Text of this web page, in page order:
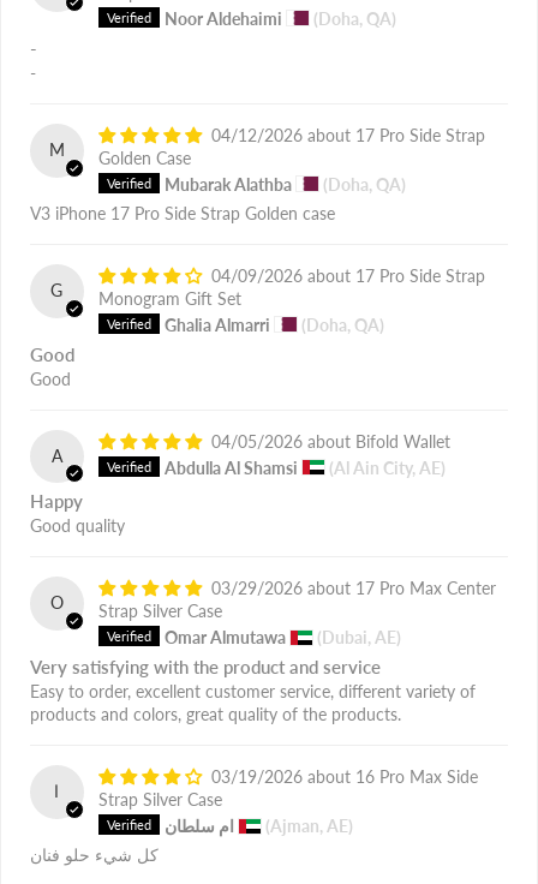
Noor Aldehaimi
(Doha, QA)
-
-
M
04/12/2026
17 Pro Side Strap
Golden Case
Mubarak Alathba
(Doha, QA)
V3 iPhone 17 Pro Side Strap Golden case
G
04/09/2026
17 Pro Side Strap
Monogram Gift Set
Ghalia Almarri
(Doha, QA)
Good
Good
A
04/05/2026
Bifold Wallet
Abdulla Al Shamsi
(Al Ain City, AE)
Happy
Good quality
O
03/29/2026
17 Pro Max Center
Strap Silver Case
Omar Almutawa
(Dubai, AE)
Very satisfying with the product and service
Easy to order, excellent customer service, different variety of
products and colors, great quality of the products.
ا
03/19/2026
16 Pro Max Side
Strap Silver Case
ام سلطان
(Ajman, AE)
كل شيء حلو فنان